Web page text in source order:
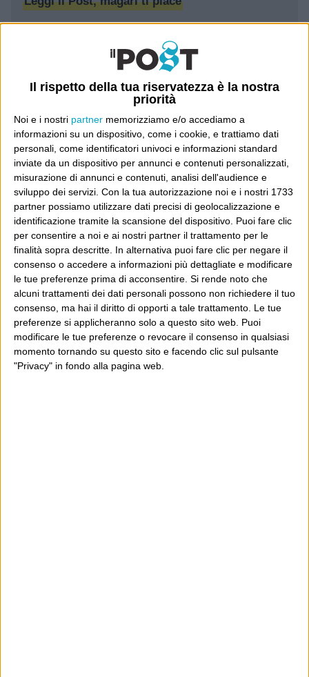
Il rispetto della tua riservatezza è la nostra
priorità
Noi e i nostri partner memorizziamo e/o accediamo a
informazioni su un dispositivo, come i cookie, e trattiamo dati
personali, come identificatori univoci e informazioni standard
inviate da un dispositivo per annunci e contenuti personalizzati,
misurazione di annunci e contenuti, analisi dell'audience e
sviluppo dei servizi. Con la tua autorizzazione noi e i nostri 1733
partner possiamo utilizzare dati precisi di geolocalizzazione e
identificazione tramite la scansione del dispositivo. Puoi fare clic
per consentire a noi e ai nostri partner il trattamento per le
finalità sopra descritte. In alternativa puoi fare clic per negare il
consenso o accedere a informazioni più dettagliate e modificare
le tue preferenze prima di acconsentire. Si rende noto che
alcuni trattamenti dei dati personali possono non richiedere il tuo
consenso, ma hai il diritto di opporti a tale trattamento. Le tue
preferenze si applicheranno solo a questo sito web. Puoi
modificare le tue preferenze o revocare il consenso in qualsiasi
momento tornando su questo sito e facendo clic sul pulsante
"Privacy" in fondo alla pagina web.
Wittgenstein
POST PRECEDENTE
And if a double-decker bus…
POST SUCCESSIVO
Niente è lasciato all’immaginazione
E per i regali di Natale